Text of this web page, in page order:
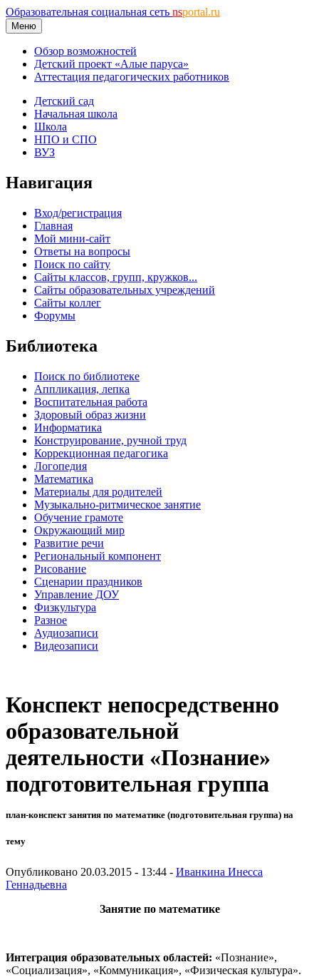
Образовательная социальная сеть nsportal.ru
Меню
Обзор возможностей
Детский проект «Алые паруса»
Аттестация педагогических работников
Детский сад
Начальная школа
Школа
НПО и СПО
ВУЗ
Навигация
Вход/регистрация
Главная
Мой мини-сайт
Ответы на вопросы
Поиск по сайту
Сайты классов, групп, кружков...
Сайты образовательных учреждений
Сайты коллег
Форумы
Библиотека
Поиск по библиотеке
Аппликация, лепка
Воспитательная работа
Здоровый образ жизни
Информатика
Конструирование, ручной труд
Коррекционная педагогика
Логопедия
Математика
Материалы для родителей
Музыкально-ритмическое занятие
Обучение грамоте
Окружающий мир
Развитие речи
Региональный компонент
Рисование
Сценарии праздников
Управление ДОУ
Физкультура
Разное
Аудиозаписи
Видеозаписи
Конспект непосредственно
образовательной
деятельности «Познание»
подготовительная группа
план-конспект занятия по математике (подготовительная группа) на
тему
Опубликовано 20.03.2015 - 13:44 - Иванкина Инесса
Геннадьевна
Занятие по математике
Интеграция образовательных областей: «Познание»,
«Социализация», «Коммуникация», «Физическая культура».